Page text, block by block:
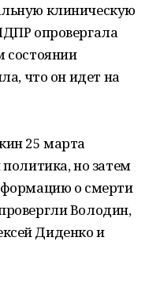
клиническую
опровергала
состоянии
что он идет на
25 марта
но затем
о смерти
Володин,
Диденко и